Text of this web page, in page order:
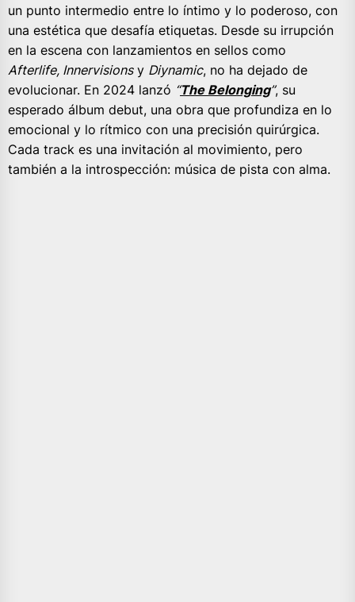
un punto intermedio entre lo íntimo y lo poderoso, con
una estética que desafía etiquetas. Desde su irrupción
en la escena con lanzamientos en sellos como
Afterlife, Innervisionsy Diynamic, no ha dejado de
evolucionar. En 2024 lanzó “The Belonging”, su
esperado álbum debut, una obra que profundiza en lo
emocional y lo rítmico con una precisión quirúrgica.
Cada track es una invitación al movimiento, pero
también a la introspección: música de pista con alma.